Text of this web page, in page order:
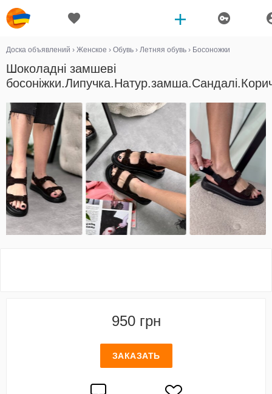
Доска объявлений › Женское › Обувь › Летняя обувь › Босоножки
Шоколадні замшеві
950 грн
ЗАКАЗАТЬ